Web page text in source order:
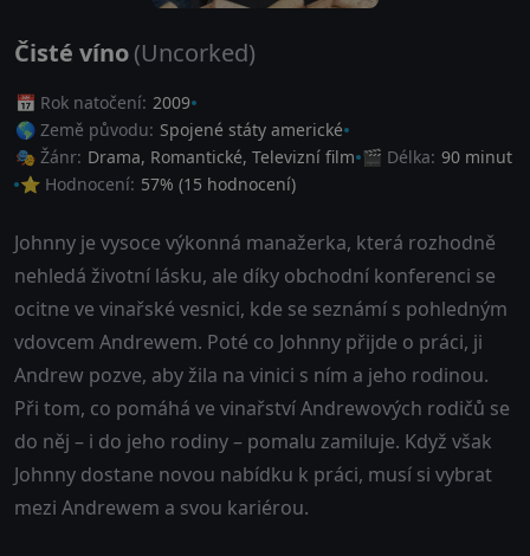
Čisté víno(Uncorked)
📅 Rok natočení: 2009
🌎 Země původu: Spojené státy americké
🎭 Žánr: Drama, Romantické, Televizní film 🎬 Délka: 90 minut
⭐ Hodnocení: 57% (15 hodnocení)
Johnny je vysoce výkonná manažerka, která rozhodně
nehledá životní lásku, ale díky obchodní konferenci se
ocitne ve vinařské vesnici, kde se seznámí s pohledným
vdovcem Andrewem. Poté co Johnny přijde o práci, ji
Andrew pozve, aby žila na vinici s ním a jeho rodinou.
Při tom, co pomáhá ve vinařství Andrewových rodičů se
do něj – i do jeho rodiny – pomalu zamiluje. Když však
Johnny dostane novou nabídku k práci, musí si vybrat
mezi Andrewem a svou kariérou.